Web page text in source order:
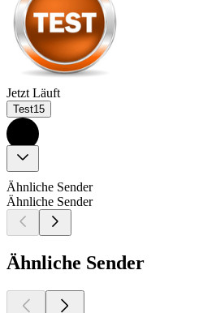
Jetzt Läuft
Test15
Ähnliche Sender
Ähnliche Sender
Ähnliche Sender